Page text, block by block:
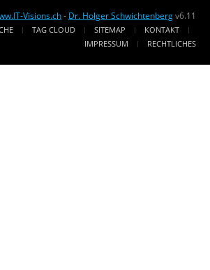
Visions.ch- Dr. Holger Schwichtenbergv6.11
TAG CLOUD SITEMAP
KONTAKT
IMPRESSUM
RECHTLICHES